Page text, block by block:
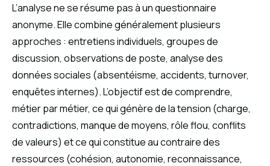
L’analyse ne se résume pas à un questionnaire
anonyme. Elle combine généralement plusieurs
approches : entretiens individuels, groupes de
discussion, observations de poste, analyse des
données sociales (absentéisme, accidents, turnover,
enquêtes internes). L’objectif est de comprendre,
métier par métier, ce qui génère de la tension (charge,
contradictions, manque de moyens, rôle flou, conflits
de valeurs) et ce qui constitue au contraire des
ressources (cohésion, autonomie, reconnaissance,